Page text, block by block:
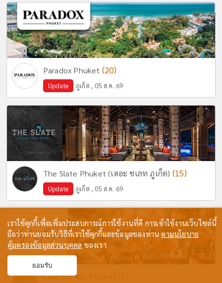
Paradox Phuket (20)
Update ภูเก็ต , 05 ส.ค. 69
The Slate Phuket (เดอะ ซเลท ภูเก็ต) (15)
Update ภูเก็ต , 05 ส.ค. 69
Cafe del Mar Phuket (6)
เราใช้คุกกี้เพื่อเพิ่มประสบการณ์การใช้งานที่ดี การเข้าใช้งานเว็บไซต์นี้
ถือว่าท่านยอมรับวิธีที่เราใช้คุกกี้และข้อมูลของท่านตามนโยบาย
คุ้มครองข้อมูลส่วนบุคคล ของเรา
ยอมรับ